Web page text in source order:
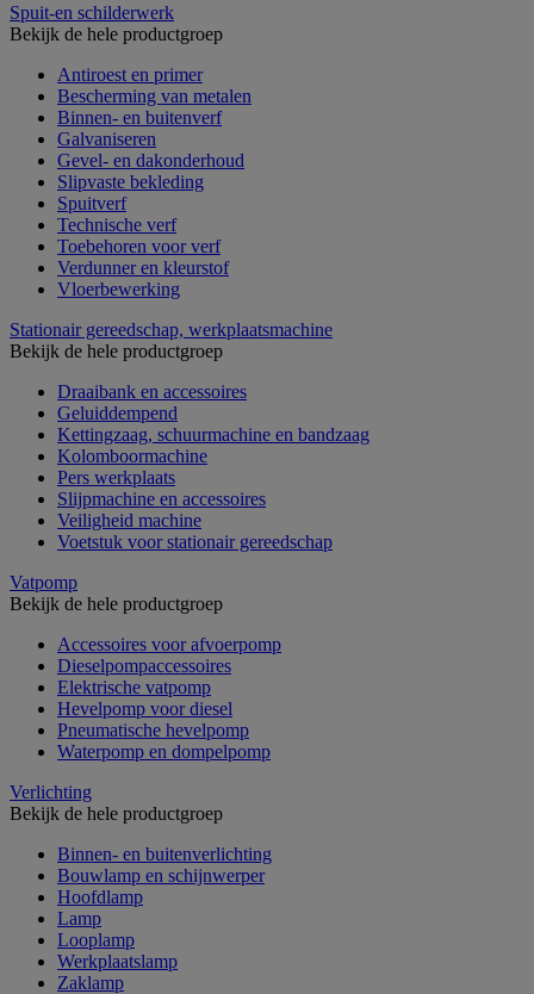
Spuit-en schilderwerk
Bekijk de hele productgroep
Antiroest en primer
Bescherming van metalen
Binnen- en buitenverf
Galvaniseren
Gevel- en dakonderhoud
Slipvaste bekleding
Spuitverf
Technische verf
Toebehoren voor verf
Verdunner en kleurstof
Vloerbewerking
Stationair gereedschap, werkplaatsmachine
Bekijk de hele productgroep
Draaibank en accessoires
Geluiddempend
Kettingzaag, schuurmachine en bandzaag
Kolomboormachine
Pers werkplaats
Slijpmachine en accessoires
Veiligheid machine
Voetstuk voor stationair gereedschap
Vatpomp
Bekijk de hele productgroep
Accessoires voor afvoerpomp
Dieselpompaccessoires
Elektrische vatpomp
Hevelpomp voor diesel
Pneumatische hevelpomp
Waterpomp en dompelpomp
Verlichting
Bekijk de hele productgroep
Binnen- en buitenverlichting
Bouwlamp en schijnwerper
Hoofdlamp
Lamp
Looplamp
Werkplaatslamp
Zaklamp